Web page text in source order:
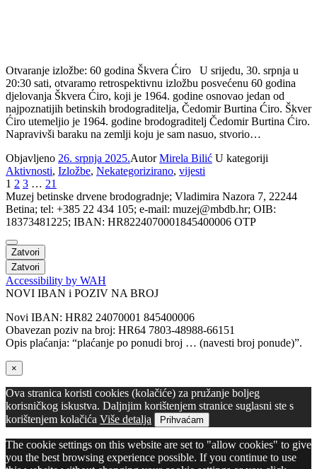
Otvaranje izložbe: 60 godina Škvera Ćiro U srijedu, 30. srpnja u
20:30 sati, otvaramo retrospektivnu izložbu posvećenu 60 godina
djelovanja Škvera Ćiro, koji je 1964. godine osnovao jedan od
najpoznatijih betinskih brodograditelja, Čedomir Burtina Ćiro. Škver
Ćiro utemeljio je 1964. godine brodograditelj Čedomir Burtina Ćiro.
Napravivši baraku na zemlji koju je sam nasuo, stvorio…
Objavljeno 26. srpnja 2025.AutorMirela Bilić U kategoriji
Aktivnosti, Izložbe, Nekategorizirano, vijesti
1 2 3 … 21
Muzej betinske drvene brodogradnje; Vladimira Nazora 7, 22244
Betina; tel: +385 22 434 105; e-mail: muzej@mbdb.hr; OIB:
18373481225; IBAN: HR8224070001845400006 OTP
Zatvori
Zatvori
Accessibility by WAH
NOVI IBAN i POZIV NA BROJ
Novi IBAN: HR82 24070001 845400006
Obavezan poziv na broj: HR64 7803-48988-66151
Opis plaćanja: “plaćanje po ponudi broj … (navesti broj ponude)”.
×
Ova stranica koristi cookies (kolačiće) za pružanje boljeg
korisničkog iskustva. Daljnjim korištenjem stranice suglasni ste s
korištenjem kolačića Više detalja Prihvaćam
The cookie settings on this website are set to "allow cookies" to give
you the best browsing experience possible. If you continue to use